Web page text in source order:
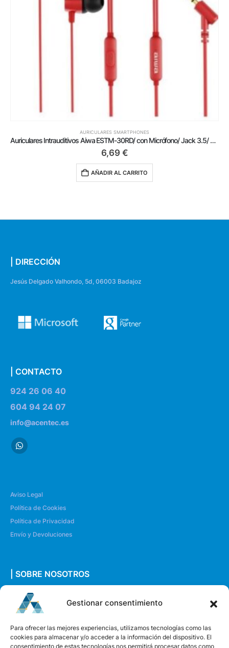
Gestionar consentimiento
Para ofrecer las mejores experiencias, utilizamos tecnologías como las
cookies para almacenar y/o acceder a la información del dispositivo. El
consentimiento de estas tecnologías nos permitirá procesar datos como
AURICULARES SMARTPHONES
Auriculares Intrauditivos Aiwa ESTM-30RD/ con Micrófono/ Jack 3.5/ Rojos
6,69 €
AÑADIR AL CARRITO
| DIRECCIÓN
Jesús Delgado Valhondo, 5d, 06003 Badajoz
| CONTACTO
924 26 06 40
604 94 24 07
info@acentec.es
Aviso Legal
Política de Cookies
Política de Privacidad
Envío y Devoluciones
| SOBRE NOSOTROS
Quiénes somos
Envíanos un mensaje